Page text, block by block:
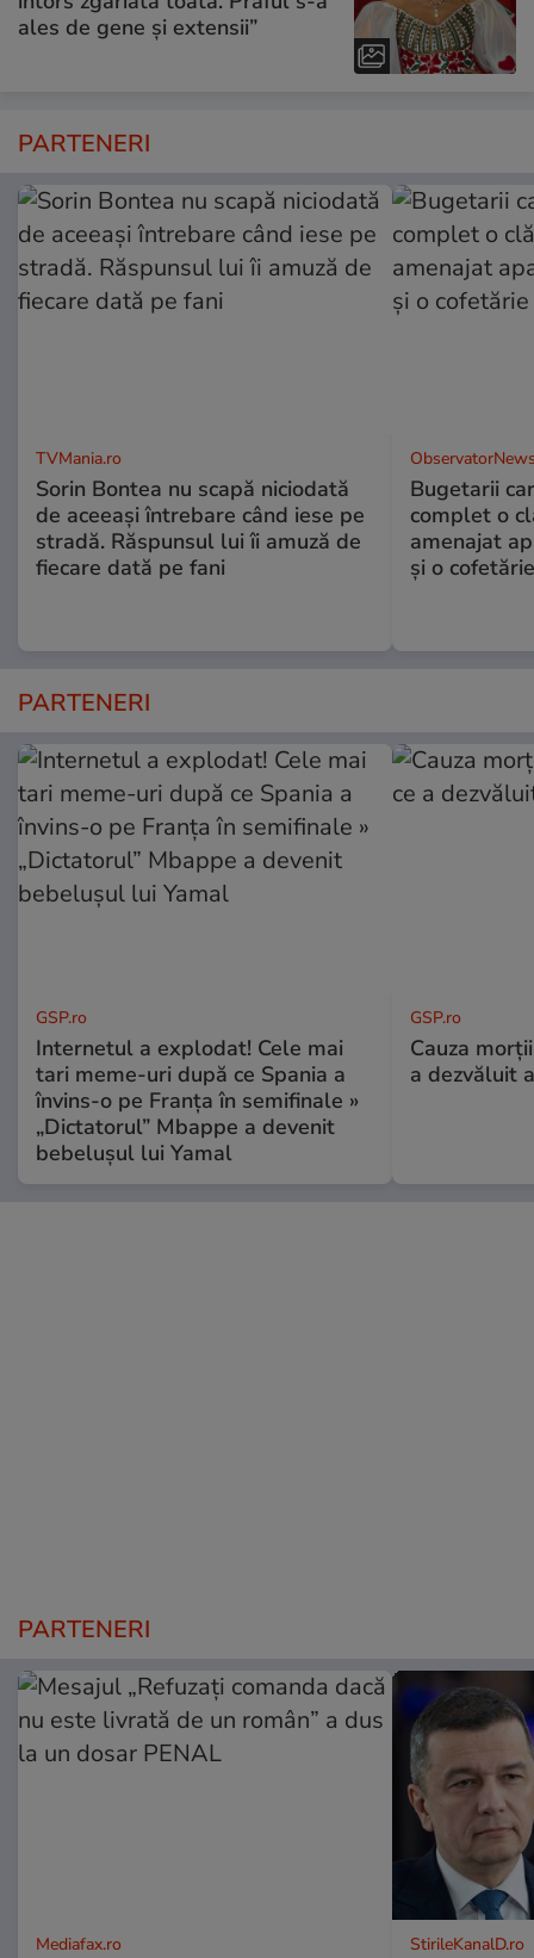
ales de gene și extensii”
PARTENERI
TVMania.ro
Sorin Bontea nu scapă niciodată
de aceeași întrebare când iese pe
stradă. Răspunsul lui îi amuză de
fiecare dată pe fani
Bugetarii
complet o
amenajat
și o cofetărie
PARTENERI
GSP.ro
Internetul a explodat! Cele mai
tari meme-uri după ce Spania a
învins-o pe Franța în semifinale »
„Dictatorul” Mbappe a devenit
bebelușul lui Yamal
GSP.ro
Cauza
a dezvăluit
PARTENERI
Mediafax.ro StirileKanalD.ro